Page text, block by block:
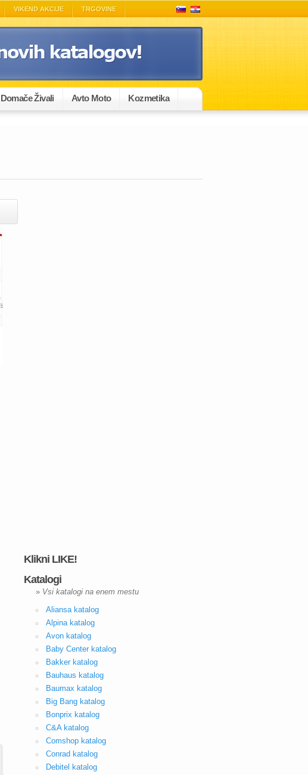
VIKEND AKCIJE TRGOVINE
Domače Živali Avto Moto Kozmetika
Klikni LIKE!
Katalogi
» Vsi katalogi na enem mestu
Aliansa katalog
Alpina katalog
Avon katalog
Baby Center katalog
Bakker katalog
Bauhaus katalog
Baumax katalog
Big Bang katalog
Bonprix katalog
C&A katalog
Comshop katalog
Conrad katalog
Debitel katalog